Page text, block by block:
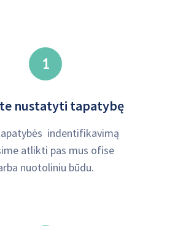
1
nustatyti tapatybę
indentifikavimą
atlikti pas mus ofise
nuotoliniu būdu.